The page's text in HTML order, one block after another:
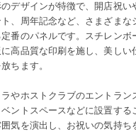
デザインが特徴で、開店祝い
、周年記念など、さまざまな
番のパネルです。スチレンボ
に高品質な印刷を施し、美しい
ちます。
ラやホストクラブのエントラン
ントスペースなどに設置する
気を演出し、お祝いの気持ち